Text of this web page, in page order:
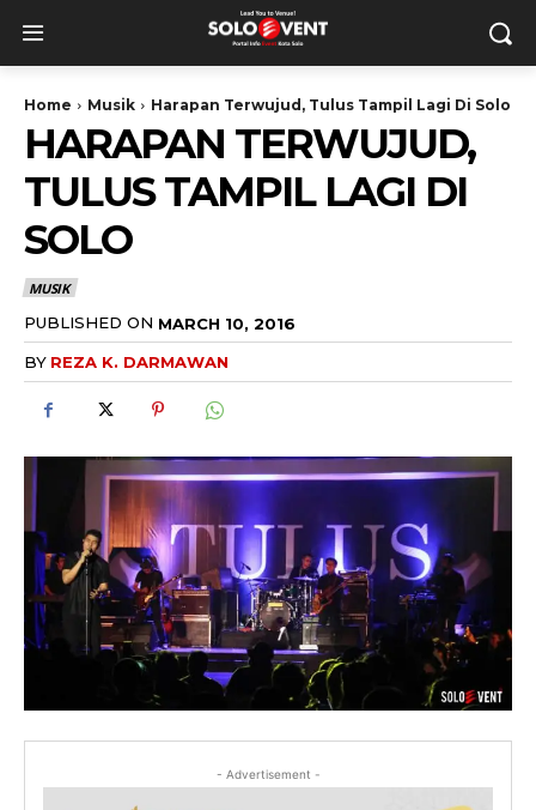
Home Musik Harapan Terwujud, Tulus Tampil Lagi Di Solo
HARAPAN TERWUJUD,
TULUS TAMPIL LAGI DI
SOLO
MUSIK
PUBLISHED ON MARCH 10, 2016
BY REZA K. DARMAWAN
- Advertisement -